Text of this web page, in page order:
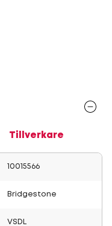
Tillverkare
10015566
Bridgestone
VSDL